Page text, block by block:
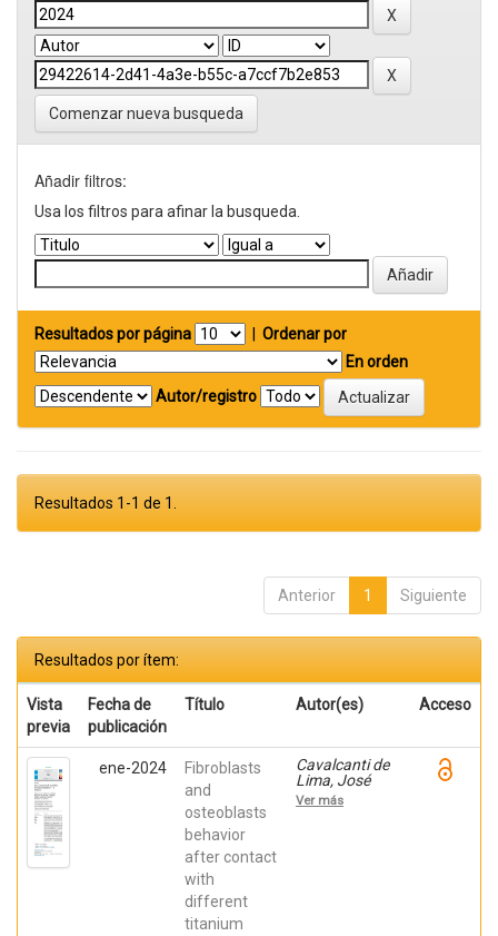
Comenzar nueva busqueda
Añadir filtros:
Usa los filtros para afinar la busqueda.
Resultados por página
Ordenar por
En orden
Autor/registro
Resultados 1-1 de 1.
Anterior 1 Siguiente
Resultados por ítem:
Vista
previa
Fecha de
publicación
Título Autor(es) Acceso
ene-2024
Fibroblasts
and
osteoblasts
behavior
after contact
with
different
titanium
Cavalcanti de
Lima, José
Henrique;
Robbs ,
Ver más